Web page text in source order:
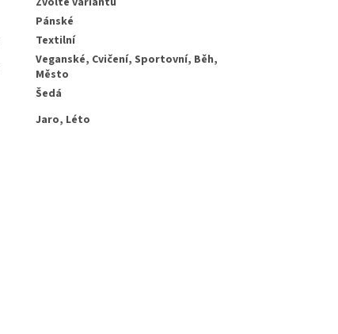
Pánské
Textilní
Veganské, Cvičení, Sportovní, Běh,
Město
Šedá
Jaro, Léto